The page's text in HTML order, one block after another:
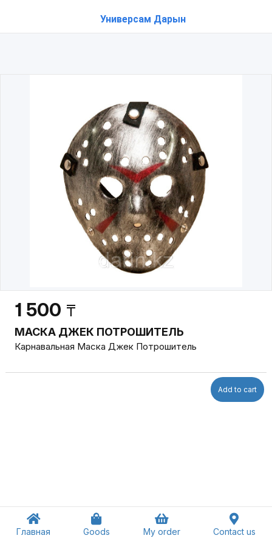
Универсам Дарын
Главная Goods My order Contact us
1 500 ₸
МАСКА ДЖЕК ПОТРОШИТЕЛЬ
Карнавальная Маска Джек Потрошитель
Add to cart